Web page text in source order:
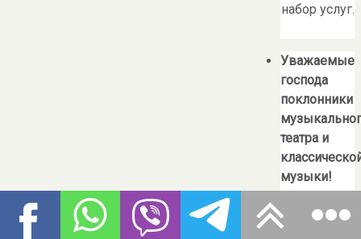
набор услуг.
Уважаемые
господа
поклонники
театра и
музыки!
Теперь у
вас